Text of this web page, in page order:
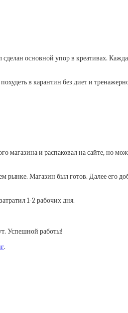
основной упор в креативах.
в карантин без диет и
магазина и распаковал на сайте, но
Магазин был готов. Далее его
1-2 рабочих дня.
Успешной работы!
.